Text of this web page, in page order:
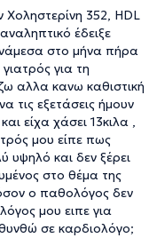
Χοληστερίνη 352, HDL
έδειξε
στο μήνα πήρα
για τη
αλλα κανω καθιστική
τις εξετάσεις ήμουν
είχα χάσει 13κιλα ,
μου είπε πως
υψηλό και δεν ξέρει
στο θέμα της
ο παθολόγος δεν
μου ειπε για
σε καρδιολόγο;